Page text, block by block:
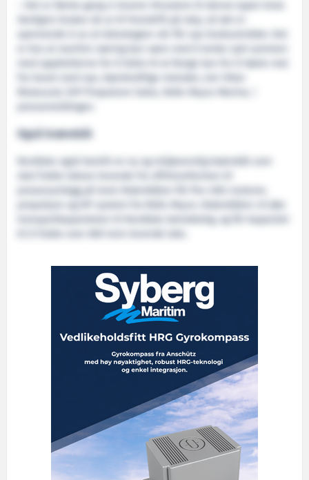
– Det er første gang vi leverer thrustere til denne typen bruk.
Vanligvis brukes de jo til fremdrift på skip, så det er
spennende å se at teknologien vår får nye bruksområder. Det
er bra at maritim næring kan være med å tenke nytt sammen
med oppdretterne for å bidra til at Norge kan for å høste mat
fra havet med nye, bærekraftige metoder, sier Ottar
Ristesund, SVP Propulsion Sales, Rolls-Royce Marine, i
pressemeldingen.
Også brønnbåt
Nordlaks også bestilt en ny og miljøvennlig brønnbåt som
prosessanlegg på land. Brønnbåten får fire LNG-motorer,
propulsjon og DP-system fra Rolls-Royce. Brønnbåten vil øke
transportkapasiteten til Nordlaks betraktelig, og får kapasitet